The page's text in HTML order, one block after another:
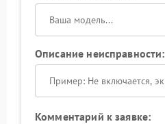
Описание неисправности:
Комментарий к заявке: